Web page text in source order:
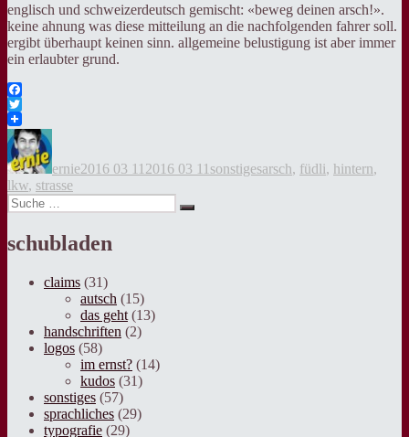
englisch und schweizerdeutsch gemischt: «beweg deinen arsch!».
keine ahnung was diese mitteilung an die nachfolgenden fahrer soll.
ergibt überhaupt keinen sinn. allgemeine belustigung ist aber immer
ein erlaubter grund.
Facebook
Twitter
ernie2016 03 11 2016 03 11 sonstigesarsch, füdli, hintern,
lkw, strasse
Suche
nach:
Suche
schubladen
claims (31)
autsch (15)
das geht (13)
handschriften (2)
logos (58)
im ernst? (14)
kudos (31)
sonstiges (57)
sprachliches (29)
typografie (29)